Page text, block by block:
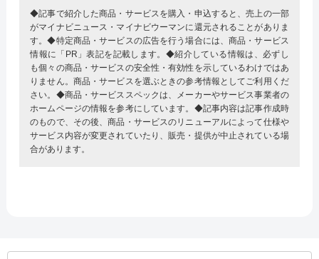
◆記事で紹介した商品・サービスを購入・申込すると、売上の一部
がマイナビニュース・マイナビウーマンに還元されることがありま
す。◆特定商品・サービスの広告を行う場合には、商品・サービス
情報に「PR」表記を記載します。◆紹介している情報は、必ずし
も個々の商品・サービスの安全性・有効性を示しているわけではあ
りません。商品・サービスを選ぶときの参考情報としてご利用くだ
さい。◆商品・サービススペックは、メーカーやサービス事業者の
ホームページの情報を参考にしています。◆記事内容は記事作成時
のもので、その後、商品・サービスのリニューアルによって仕様や
サービス内容が変更されていたり、販売・提供が中止されている場
合があります。